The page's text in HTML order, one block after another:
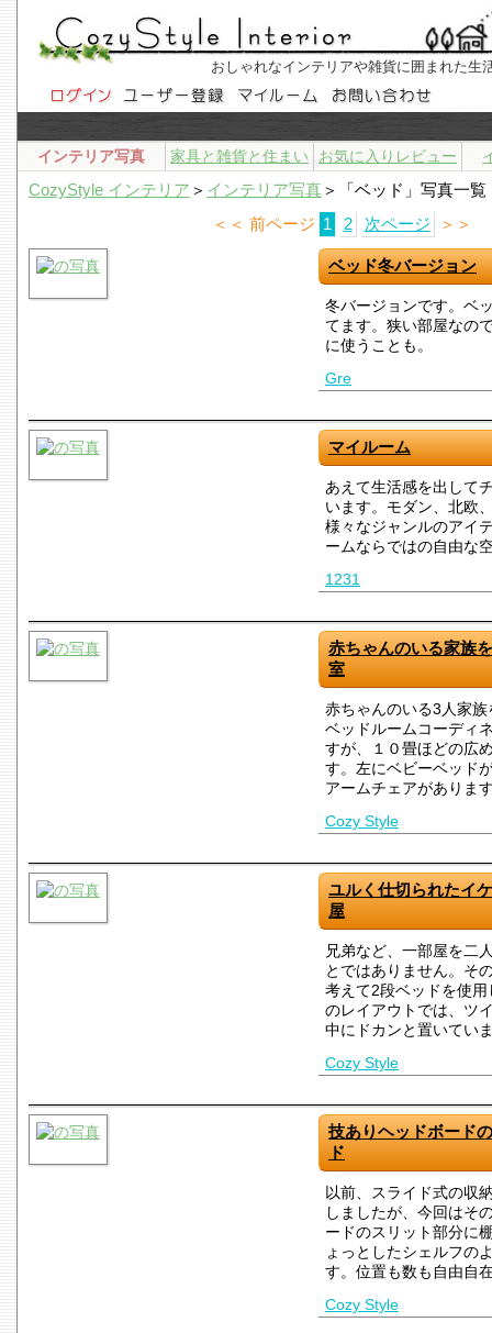
おしゃれなインテリアや雑貨に囲まれた生
インテリア写真 家具と雑貨と住まい お気に入りレビュー
CozyStyle インテリア ＞ インテリア写真＞「ベッド」写真一覧
＜＜ 前ページ 1 2 次ページ ＞＞
ベッド冬バージョン
冬バージョンです。ベ
てます。狭い部屋なの
に使うことも。
Gre
マイルーム
あえて生活感を出して
います。モダン、北欧
様々なジャンルのアイ
ームならではの自由な
1231
赤ちゃんのいる家族
室
赤ちゃんのいる3人家
ベッドルームコーディ
すが、１０畳ほどの広
す。左にベビーベッド
アームチェアがありま
Cozy Style
ユルく仕切られたイ
屋
兄弟など、一部屋を二
とではありません。そ
考えて2段ベッドを使
のレイアウトでは、ツ
中にドカンと置いてい
Cozy Style
技ありヘッドボード
ド
以前、スライド式の収
しましたが、今回はそ
ードのスリット部分に
ょっとしたシェルフの
す。位置も数も自由自
Cozy Style